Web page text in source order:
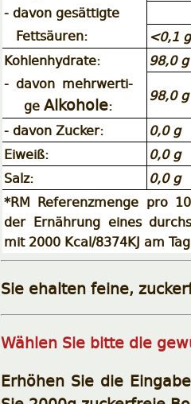
- davon gesättigte
Fettsäuren:
<0,1 g
Kohlenhydrate:
98,0 g
- davon mehrwerti-
ge Alkohole:
98,0 g
- davon Zucker: 0,0 g
Eiweiß:
0,0 g
Salz:
0,0 g
*RM Referenzmenge pro
der Ernährung eines
mit 2000 Kcal/8374KJ am
Sie ehalten feine,
Wählen Sie bitte die
Erhöhen Sie die